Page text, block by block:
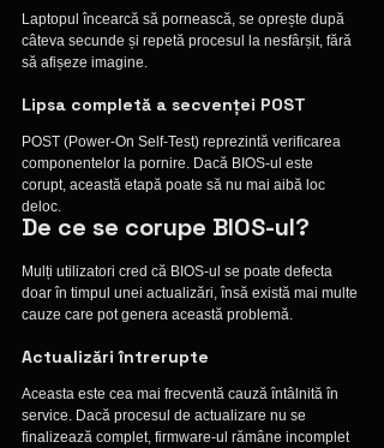
Laptopul încearcă să pornească, se oprește după
câteva secunde și repetă procesul la nesfârșit, fără
să afișeze imagine.
Lipsa completă a secvenței POST
POST (Power-On Self-Test) reprezintă verificarea
componentelor la pornire. Dacă BIOS-ul este
corupt, această etapă poate să nu mai aibă loc
deloc.
De ce se corupe BIOS-ul?
Mulți utilizatori cred că BIOS-ul se poate defecta
doar în timpul unei actualizări, însă există mai multe
cauze care pot genera această problemă.
Actualizări întrerupte
Aceasta este cea mai frecventă cauză întâlnită în
service. Dacă procesul de actualizare nu se
finalizează complet, firmware-ul rămâne incomplet